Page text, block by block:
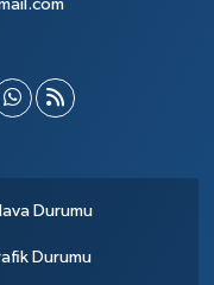
Durumu
Durumu